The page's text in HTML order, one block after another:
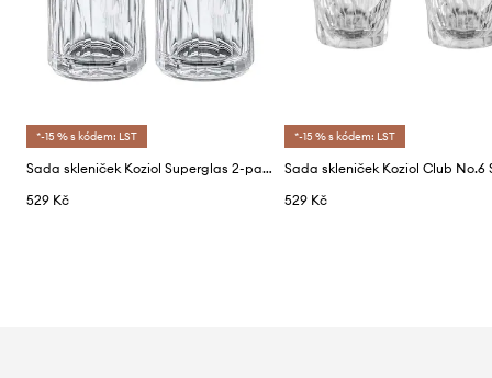
*-15 % s kódem: LST
Sada skleniček Koziol Superglas 2-pack
529 Kč
*-15 % s kódem: LST
529 Kč